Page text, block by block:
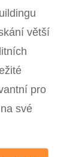
větší
pro
své